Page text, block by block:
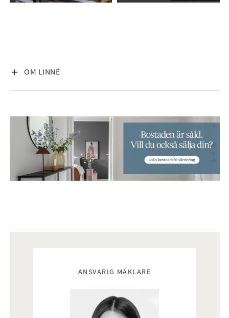
OM LINNÉ
VISA INNEHÅLL
ANSVARIG MÄKLARE